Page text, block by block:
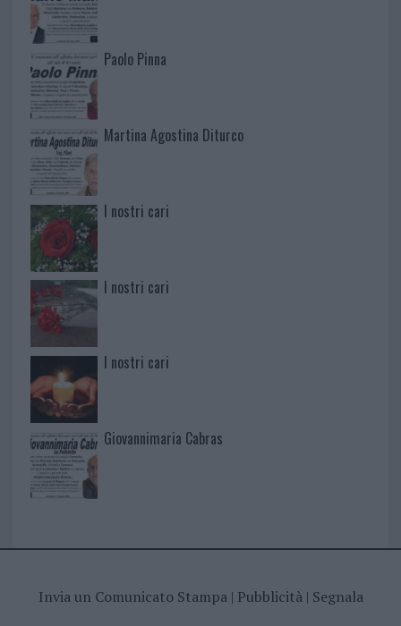
Paolo Pinna
Martina Agostina Diturco
I nostri cari
I nostri cari
I nostri cari
Giovannimaria Cabras
Invia un Comunicato Stampa| Pubblicità| Segnala